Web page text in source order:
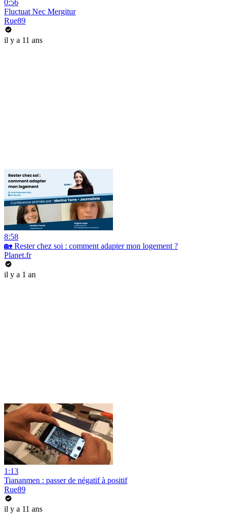
0:56
Fluctuat Nec Mergitur
Rue89
il y a 11 ans
8:58
🏡 Rester chez soi : comment adapter mon logement ?
Planet.fr
il y a 1 an
1:13
Tiananmen : passer de négatif à positif
Rue89
il y a 11 ans